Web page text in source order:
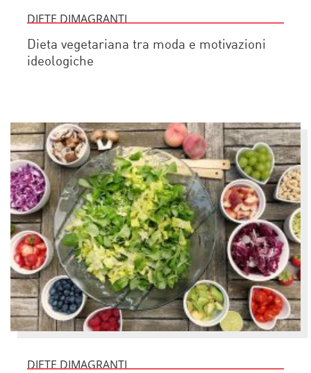
DIETE DIMAGRANTI
Dieta vegetariana tra moda e motivazioni
ideologiche
DIETE DIMAGRANTI